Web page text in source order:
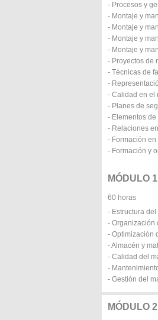
- Procesos y
- Montaje y
- Montaje y
- Montaje y
- Montaje y
- Proyectos de
- Técnicas de
-
- Calidad en el
- Planes de
- Elementos
- Relaciones
- Formación
- Formación y
MÓDULO
60 horas
- Estructura
- Organización
- Optimización
- Almacén y
- Calidad del
-
- Gestión del
MÓDULO